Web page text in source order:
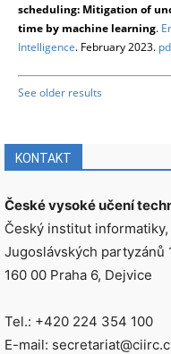
scheduling: Mitigation of
time by machine learning.
Intelligence. February 2023.
See older results
KONTAKT
České vysoké učení
Český institut
Jugoslávských partyzánů
160 00 Praha 6, Dejvice
Tel.: +420 224 354 100
E-mail: